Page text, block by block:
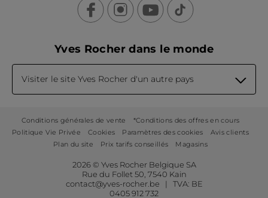
Yves Rocher dans le monde
Visiter le site Yves Rocher d'un autre pays
Conditions générales de vente
*Conditions des offres en cours
Politique Vie Privée
Cookies Paramètres des cookies
Avis clients
Plan du site
Prix tarifs conseillés Magasins
2026 © Yves Rocher Belgique SA
Rue du Follet 50, 7540 Kain
contact@yves-rocher.be | TVA: BE
0405 912 732